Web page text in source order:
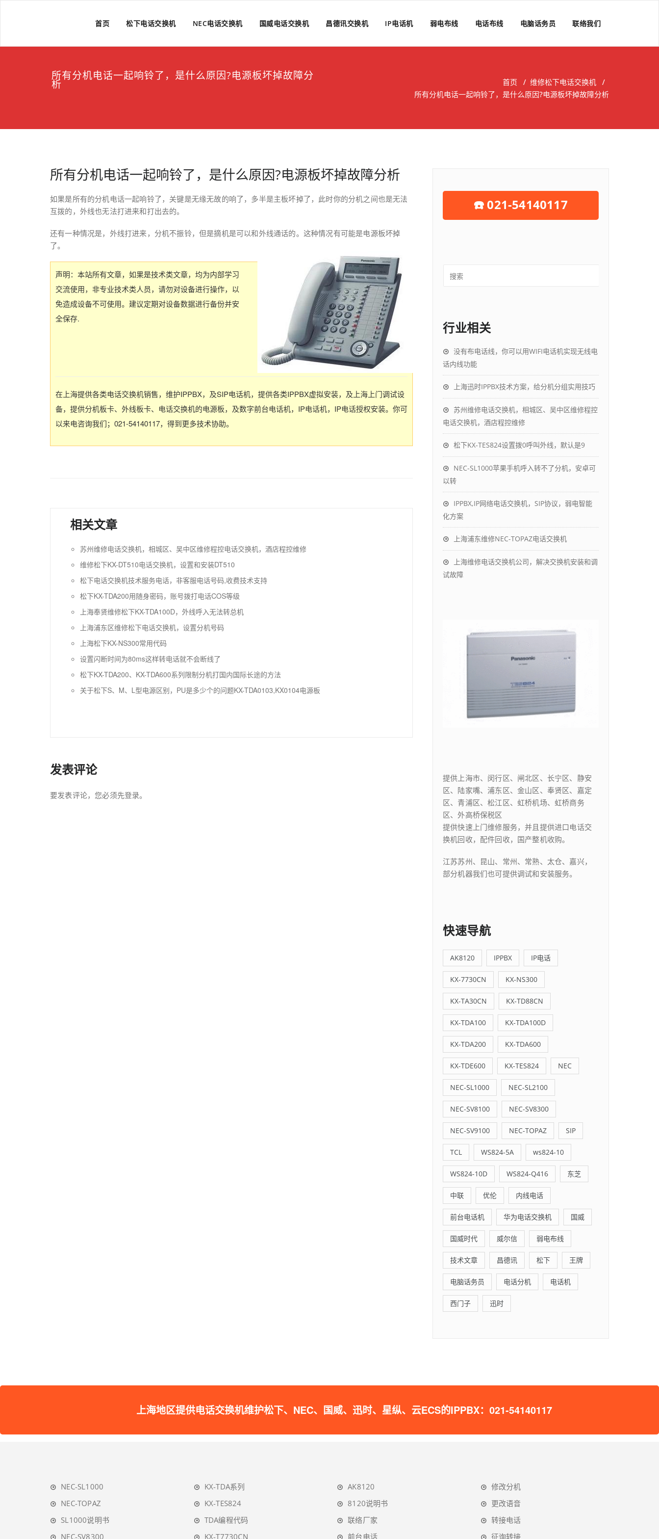
上海维修电话交换机
上海维修松下、国威、NEC、迅时电话交换机
首页 松下电话交换机 NEC电话交换机 国威电话交换机 昌德讯交换机 IP电话机 弱电布线 电话布线 电脑话务员 联络我们
所有分机电话一起响铃了，是什么原因?电源板坏掉故障分
析 首页 / 维修松下电话交换机 /
所有分机电话一起响铃了，是什么原因?电源板坏掉故障分析
所有分机电话一起响铃了，是什么原因?电源板坏掉故障分析
如果是所有的分机电话一起响铃了，关键是无缘无故的响了，多半是主板坏掉了，此时你的分机之间也是无法
互拨的，外线也无法打进来和打出去的。
还有一种情况是，外线打进来，分机不振铃，但是摘机是可以和外线通话的。这种情况有可能是电源板坏掉
了。
声明：本站所有文章，如果是技术类文章，均为内部学习
交流使用，非专业技术类人员，请勿对设备进行操作，以
免造成设备不可使用。建议定期对设备数据进行备份并安
全保存.
在上海提供各类电话交换机销售，维护IPPBX，及SIP电话机，提供各类IPPBX虚拟安装，及上海上门调试设
备，提供分机板卡、外线板卡、电话交换机的电源板，及数字前台电话机，IP电话机，IP电话授权安装。你可
以来电咨询我们；021-54140117，得到更多技术协助。
相关文章
苏州维修电话交换机，相城区、吴中区维修程控电话交换机，酒店程控维修
维修松下KX-DT510电话交换机，设置和安装DT510
松下电话交换机技术服务电话，非客服电话号码,收费技术支持
松下KX-TDA200用随身密码，账号拨打电话COS等级
上海奉贤维修松下KX-TDA100D，外线呼入无法转总机
上海浦东区维修松下电话交换机，设置分机号码
上海松下KX-NS300常用代码
设置闪断时间为80ms这样转电话就不会断线了
松下KX-TDA200、KX-TDA600系列限制分机打国内国际长途的方法
关于松下S、M、L型电源区别，PU是多少个的问题KX-TDA0103,KX0104电源板
发表评论
要发表评论，您必须先登录。
☎️ 021-54140117
行业相关
没有布电话线，你可以用WIFI电话机实现无线电
话内线功能
上海迅时IPPBX技术方案，给分机分组实用技巧
苏州维修电话交换机，相城区、吴中区维修程控
电话交换机，酒店程控维修
松下KX-TES824设置拨0呼叫外线，默认是9
NEC-SL1000苹果手机呼入转不了分机，安卓可
以转
IPPBX,IP网络电话交换机，SIP协议，弱电智能
化方案
上海浦东维修NEC-TOPAZ电话交换机
上海维修电话交换机公司，解决交换机安装和调
试故障
提供上海市、闵行区、闸北区、长宁区、静安
区、陆家嘴、浦东区、金山区、奉贤区、嘉定
区、青浦区、松江区、虹桥机场、虹桥商务
区、外高桥保税区
提供快速上门维修服务，并且提供进口电话交
换机回收，配件回收，国产整机收购。
江苏苏州、昆山、常州、常熟、太仓、嘉兴，
部分机器我们也可提供调试和安装服务。
快速导航
AK8120 IPPBX IP电话
KX-7730CN KX-NS300
KX-TA30CN KX-TD88CN
KX-TDA100 KX-TDA100D
KX-TDA200 KX-TDA600
KX-TDE600 KX-TES824 NEC
NEC-SL1000 NEC-SL2100
NEC-SV8100 NEC-SV8300
NEC-SV9100 NEC-TOPAZ SIP
TCL WS824-5A ws824-10
WS824-10D WS824-Q416 东芝
中联 优伦 内线电话
前台电话机 华为电话交换机 国威
国威时代 威尔信 弱电布线
技术文章 昌德讯 松下 王牌
电脑话务员 电话分机 电话机
西门子 迅时
上海地区提供电话交换机维护松下、NEC、国威、迅时、星纵、云ECS的IPPBX：021-54140117
NEC-SL1000
NEC-TOPAZ
SL1000说明书
NEC-SV8300
KX-TDA系列
KX-TES824
TDA编程代码
KX-T7730CN
AK8120
8120说明书
联络厂家
前台电话
修改分机
更改语音
转接电话
征询转接